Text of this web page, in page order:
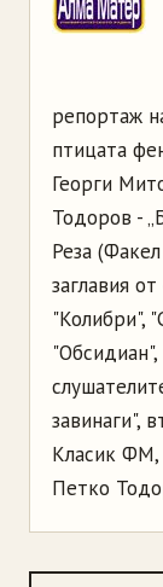
репортаж
птицата
Георги
Тодоров -
Реза
заглавия
"Колибри",
завинаги",
Класик ФМ,
Петко